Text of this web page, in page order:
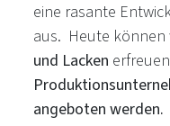
eine rasante
aus. Heute können
und Lacken
angeboten werden.